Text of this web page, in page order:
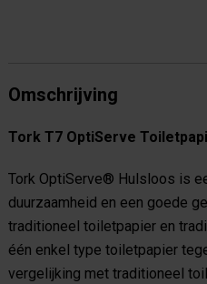
Omschrijving
Tork T7 OptiServe
Tork OptiServe® Hulsloos is
duurzaamheid en een goede
traditioneel toiletpapier en
één enkel type toiletpapier
vergelijking met traditioneel